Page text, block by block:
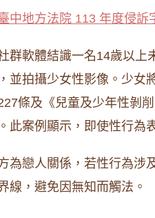
中地方法院 113 年度侵訴
群軟體結識一名14歲以
並拍攝少女性影像。少女
條及《兒童及少年性剝
此案例顯示，即使性行為
為戀人關係，若性行為涉
線，避免因無知而觸法。